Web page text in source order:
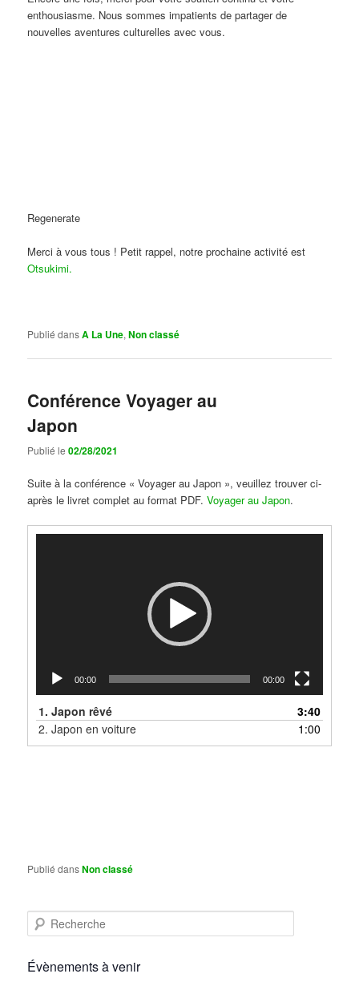
enthousiasme. Nous sommes impatients de partager de
nouvelles aventures culturelles avec vous.
Regenerate
Merci à vous tous ! Petit rappel, notre prochaine activité est
Otsukimi.
Publié dansA La Une,Non classé
Conférence Voyager au
Japon
Publié le02/28/2021
Suite à la conférence « Voyager au Japon », veuillez trouver ci-
après le livret complet au format PDF.Voyager au Japon.
00:00 00:00
1.Japon rêvé
3:40
2.Japon en voiture 1:00
Publié dansNon classé
e
h
Évènements à venir